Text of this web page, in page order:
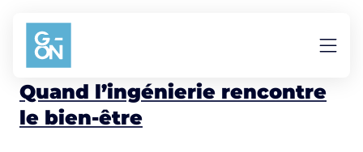
Aller au contenu
bien être
Quand l’ingénierie rencontre
le bien-être